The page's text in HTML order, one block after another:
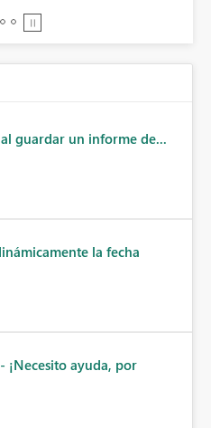
guardar un informe de...
la fecha
¡Necesito ayuda, por